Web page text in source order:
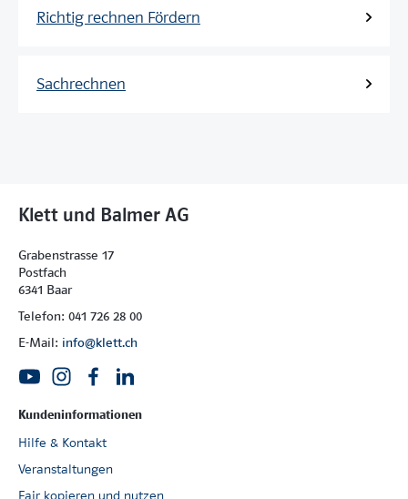
Richtig rechnen Fördern
Sachrechnen
Klett und Balmer AG
Grabenstrasse 17
Postfach
6341 Baar
Telefon: 041 726 28 00
E-Mail: info@klett.ch
Kundeninformationen
Hilfe & Kontakt
Veranstaltungen
Fair kopieren und nutzen